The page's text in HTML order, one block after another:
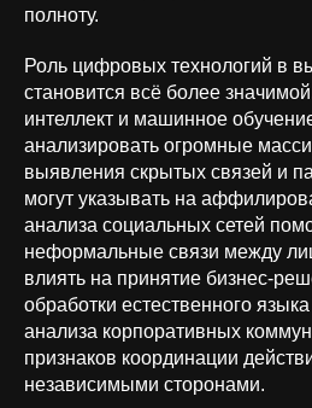
полноту.
Роль цифровых технологий в
становится всё более
интеллект и машинное
анализировать огромные
выявления скрытых связей и
могут указывать на
анализа социальных сетей
неформальные связи между
влиять на принятие бизнес-
обработки естественного
анализа корпоративных
признаков координации
независимыми сторонами.
Политика обработки
персональных данных
Политика
ООО «Орион Солюшенс»,
г. Москва, ул. Остоженка, д.